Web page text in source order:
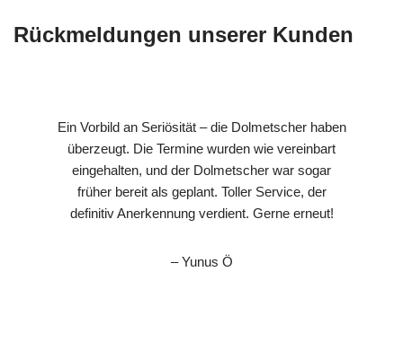
Rückmeldungen unserer Kunden
Ein Vorbild an Seriösität – die Dolmetscher haben
überzeugt. Die Termine wurden wie vereinbart
eingehalten, und der Dolmetscher war sogar
früher bereit als geplant. Toller Service, der
definitiv Anerkennung verdient. Gerne erneut!
– Yunus Ö